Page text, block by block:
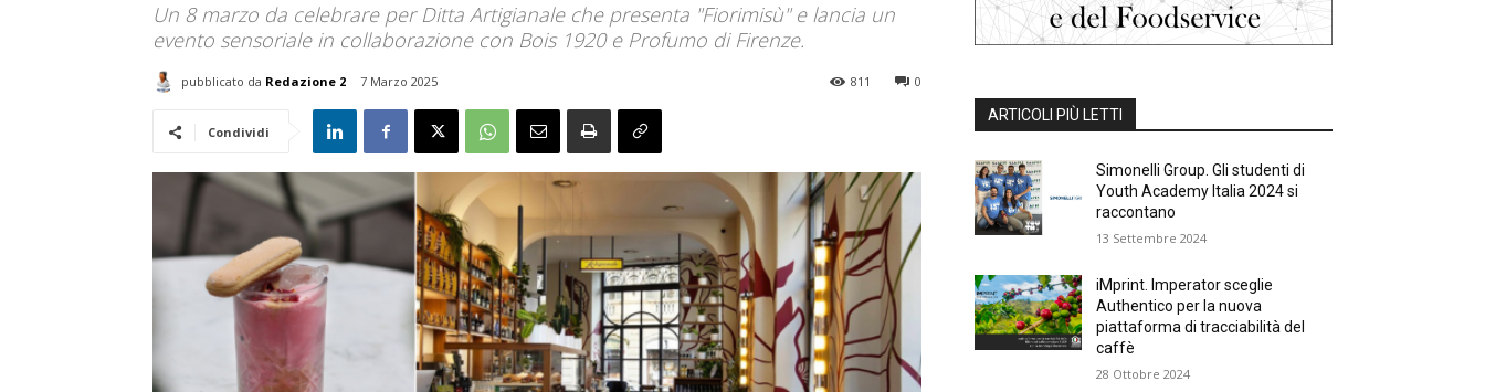
Un 8 marzo da celebrare per Ditta Artigianale che presenta "Fiorimisù" e lancia un
evento sensoriale in collaborazione con Bois 1920 e Profumo di Firenze.
pubblicato da Redazione 2 7 Marzo 2025 0
811
Condividi
ARTICOLI PIÙ LETTI
Simonelli Group. Gli studenti di
Youth Academy Italia 2024 si
raccontano
13 Settembre 2024
iMprint. Imperator sceglie
Authentico per la nuova
piattaforma di tracciabilità del
caffè
28 Ottobre 2024